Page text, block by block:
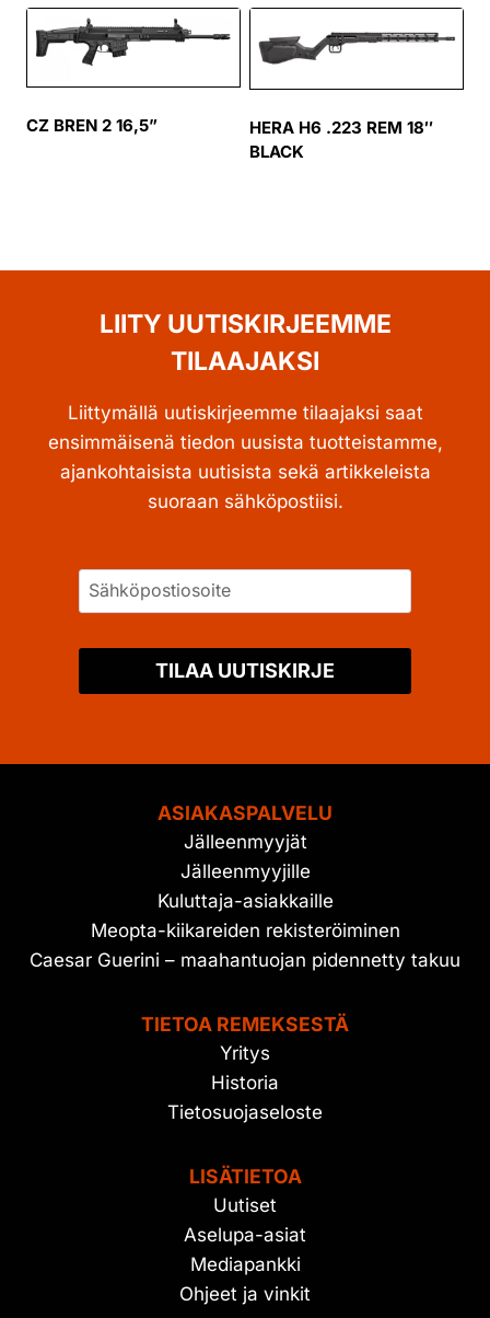
CZ BREN 2 16,5”
HERA H6 .223 REM 18″
BLACK
LIITY UUTISKIRJEEMME
TILAAJAKSI
Liittymällä uutiskirjeemme tilaajaksi saat
ensimmäisenä tiedon uusista tuotteistamme,
ajankohtaisista uutisista sekä artikkeleista
suoraan sähköpostiisi.
TILAA UUTISKIRJE
ASIAKASPALVELU
Jälleenmyyjät
Jälleenmyyjille
Kuluttaja-asiakkaille
Meopta-kiikareiden rekisteröiminen
Caesar Guerini – maahantuojan pidennetty takuu
TIETOA REMEKSESTÄ
Yritys
Historia
Tietosuojaseloste
LISÄTIETOA
Uutiset
Aselupa-asiat
Mediapankki
Ohjeet ja vinkit